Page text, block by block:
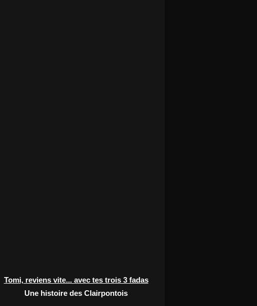
Tomi, reviens vite... avec tes trois 3 fadas
Une histoire des Clairpontois